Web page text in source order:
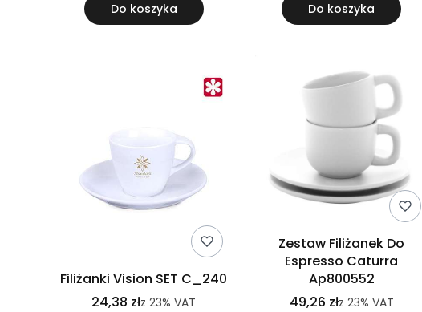
Do koszyka Do koszyka
Filiżanki Vision SET C_240
24,38 złz23% VAT
Zestaw Filiżanek Do
Espresso Caturra
Ap800552
49,26 złz 23% VAT